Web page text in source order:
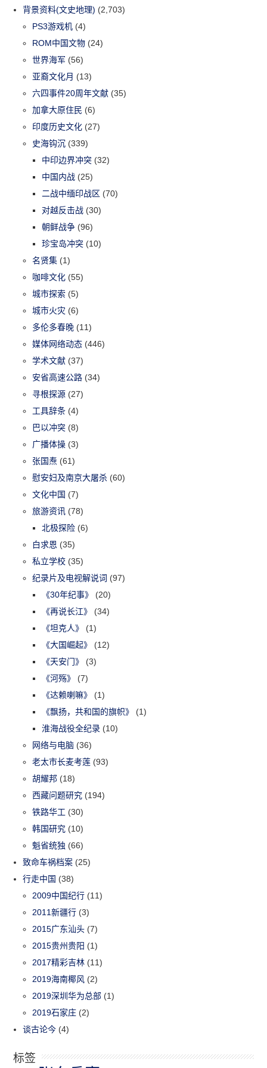
背景资料(文史地理) (2,703)
PS3游戏机 (4)
ROM中国文物 (24)
世界海军 (56)
亚裔文化月 (13)
六四事件20周年文献 (35)
加拿大原住民 (6)
印度历史文化 (27)
史海钩沉 (339)
中印边界冲突 (32)
中国内战 (25)
二战中缅印战区 (70)
对越反击战 (30)
朝鲜战争 (96)
珍宝岛冲突 (10)
名贤集 (1)
咖啡文化 (55)
城市探索 (5)
城市火灾 (6)
多伦多春晚 (11)
媒体网络动态 (446)
学术文献 (37)
安省高速公路 (34)
寻根探源 (27)
工具辞条 (4)
巴以冲突 (8)
广播体操 (3)
张国焘 (61)
慰安妇及南京大屠杀 (60)
文化中国 (7)
旅游资讯 (78)
北极探险 (6)
白求恩 (35)
私立学校 (35)
纪录片及电视解说词 (97)
《30年纪事》
(20)
《再说长江》
(34)
《坦克人》
(1)
《大国崛起》
(12)
《天安门》
(3)
《河殇》
(7)
《达赖喇嘛》
(1)
《飘扬，共和国的旗帜》
(1)
淮海战役全纪录 (10)
网络与电脑 (36)
老太市长麦考莲 (93)
胡耀邦 (18)
西藏问题研究 (194)
铁路华工 (30)
韩国研究 (10)
魁省统独 (66)
致命车祸档案 (25)
行走中国 (38)
2009中国纪行 (11)
2011新疆行 (3)
2015广东汕头 (7)
2015贵州贵阳 (1)
2017精彩吉林 (11)
2019海南椰风 (2)
2019深圳华为总部 (1)
2019石家庄 (2)
谈古论今 (4)
标签